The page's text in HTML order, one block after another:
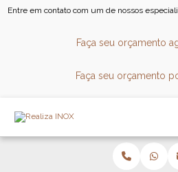
Entre em contato com um de nossos
Faça seu orçamento
Faça seu orçamento